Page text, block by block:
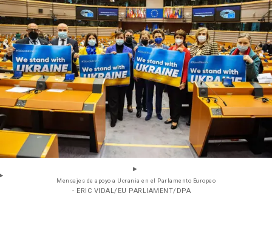
Mensajes de apoyo a Ucrania en el Parlamento Europeo
- ERIC VIDAL/EU PARLIAMENT/DPA